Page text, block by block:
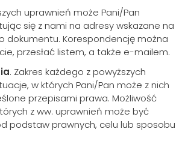
uprawnień może Pani/Pan
się z nami na adresy wskazane na
dokumentu. Korespondencję można
przesłać listem, a także e-mailem.
. Zakres każdego z powyższych
w których Pani/Pan może z nich
przepisami prawa. Możliwość
z ww. uprawnień może być
podstaw prawnych, celu lub sposobu